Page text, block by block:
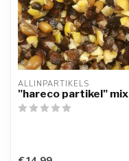
ALLINPARTIKELS
"hareco partikel" mix